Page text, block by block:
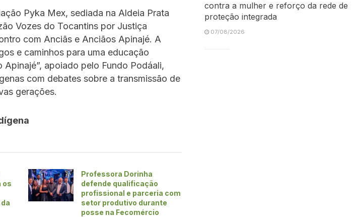
Pyka Mex, sediada na Aldeia Prata
Vozes do Tocantins por Justiça
com Anciãs e Anciãos Apinajé. A
e caminhos para uma educação
apoiado pelo Fundo Podáali,
com debates sobre a transmissão de
gerações.
os
Professora Dorinha
defende qualificação
profissional e parceria com
setor produtivo durante
posse na Fecomércio
contra a mulher e reforço da rede de
proteção integrada
07/08/2026